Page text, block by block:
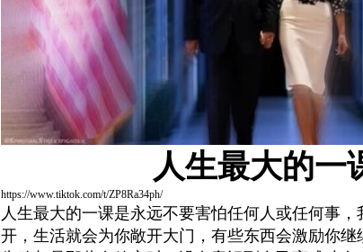
人生最大的一
https://www.tiktok.com/t/ZP8Ra34ph/
人生最大的一课是永远不要害怕任何人或任何事
开，生活就会为你敞开大门，有些东西会激励你继